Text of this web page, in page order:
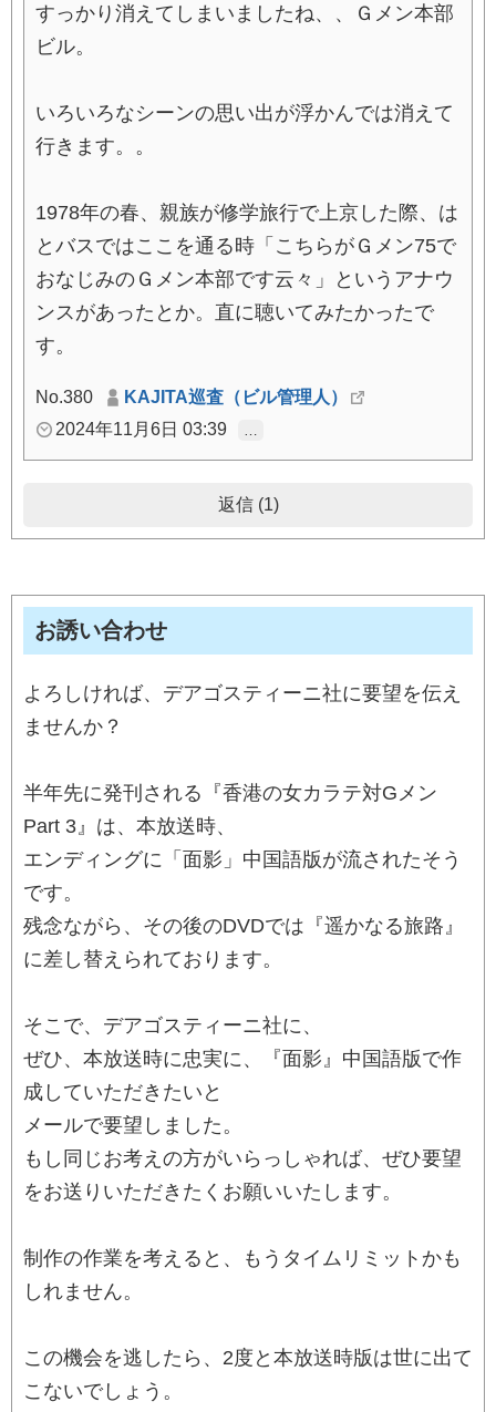
すっかり消えてしまいましたね、、Ｇメン本部
ビル。
いろいろなシーンの思い出が浮かんでは消えて
行きます。。
1978年の春、親族が修学旅行で上京した際、は
とバスではここを通る時「こちらがＧメン75で
おなじみのＧメン本部です云々」というアナウ
ンスがあったとか。直に聴いてみたかったで
す。
No.380
KAJITA巡査（ビル管理人）
2024年11月6日 03:39
返信 (1)
お誘い合わせ
よろしければ、デアゴスティーニ社に要望を伝え
ませんか？
半年先に発刊される『香港の女カラテ対Gメン
Part 3』は、本放送時、
エンディングに「面影」中国語版が流されたそう
です。
残念ながら、その後のDVDでは『遥かなる旅路』
に差し替えられております。
そこで、デアゴスティーニ社に、
ぜひ、本放送時に忠実に、『面影』中国語版で作
成していただきたいと
メールで要望しました。
もし同じお考えの方がいらっしゃれば、ぜひ要望
をお送りいただきたくお願いいたします。
制作の作業を考えると、もうタイムリミットかも
しれません。
この機会を逃したら、2度と本放送時版は世に出て
こないでしょう。